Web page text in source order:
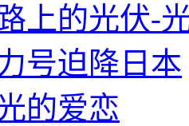
上的光伏-
号迫降日本
的爱恋